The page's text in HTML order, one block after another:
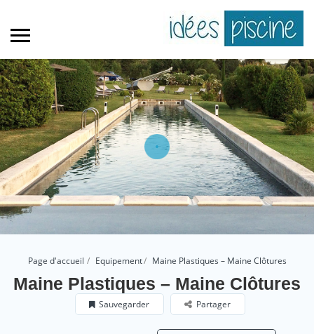
Page d'accueil Equipement Maine Plastiques – Maine Clôtures
Maine Plastiques – Maine Clôtures
Sauvegarder Partager